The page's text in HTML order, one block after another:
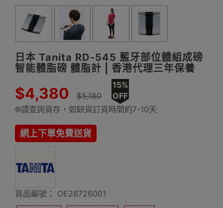
日本 Tanita RD-545 藍牙部位體組成磅
智能體脂磅 體脂計 | 香港代理三年保養
$4,380 $5,180
15%
OFF
請查詢貨存，如缺貨訂貨時間約7-10天
網上下單免費送貨
貨品編號： OE26726001